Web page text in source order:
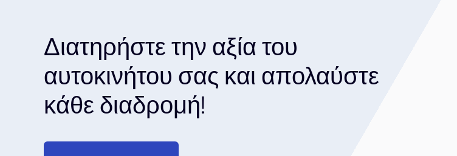
Διατηρήστε την αξία του
αυτοκινήτου σας και απολαύστε
κάθε διαδρομή!